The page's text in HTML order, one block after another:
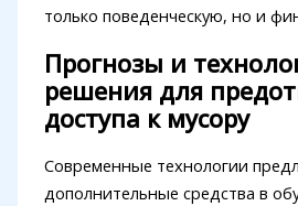
только поведенческую, но и
Прогнозы и
решения для
доступа к мусору
Современные технологии
дополнительные средства в